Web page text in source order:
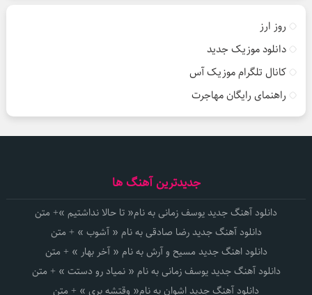
روز ارز
دانلود موزیک جدید
کانال تلگرام موزیک آس
راهنمای رایگان مهاجرت
جدیدترین آهنگ ها
دانلود آهنگ جدید یوسف زمانی به نام« تا حالا نداشتیم »+ متن
دانلود آهنگ جدید رضا صادقی به نام « آشوب » + متن
دانلود اهنگ جدید مسیح و آرش به نام « آخر بهار » + متن
دانلود آهنگ جدید یوسف زمانی به نام « نمیاد رو دستت » + متن
دانلود آهنگ جدید اشوان به نام« وقتشه بری » + متن